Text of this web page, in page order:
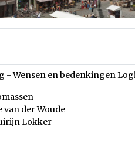
- Wensen en bedenkingen
der Woude
Lokker